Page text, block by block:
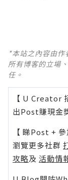
*本站之內容由
所有博客的立場
任。
【 U Creator
出Post賺現金
【 睇Post + 參
瀏覽更多社群
攻略及 活動情